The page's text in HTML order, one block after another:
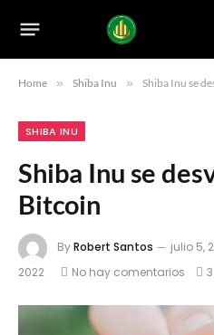
Home » Shiba Inu » Shiba Inu se
SHIBA INU
Shiba Inu se
Bitcoin
ByRobert Santos julio 5,
2022
No hay comentarios